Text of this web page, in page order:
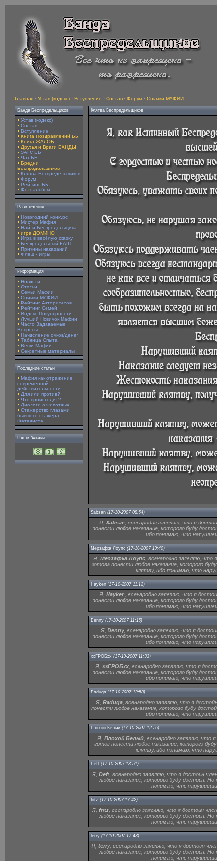
Главная · Устав (кодекс) · Вступление · Состав · Форум · Снимки МАФИИ
Банда Беспредельщиков
Устав (кодекс)
Состав
Вступление
Книга Поздравлений ББ
Книга ЖАЛОБ
Друзья и Враги БАНДЫ
ЗАГС ББ
Чат ББ
Бредни
Беспредельщиков
Клятва Беспредельщиков
Форум
Рейтинг ББ
Фотоальбом
Развлечения
Новогодний конкурс
Мистер Мафия
Найти Беспредельщика
игра ДОМИНО
Игра в весёлую сказку
Беспредельный БАШ
Причины наказаний
Флеш - Игры
Информация
Новости
Статьи
Семьи Мафии
Снимки МАФИИ
Рейтинг Авторитетов
Рейтинг Семей
Индекс Популярности
Лучший Новичок Мафии
Часто Задаваемые
Вопросы
Начисление очков/денег
Таблица Опыта
Вещи Мафии
Секретные материалы
Последние статьи
Мафия как отражение
современной
действительности
Для или против?
Что происходит?!
Диалоги о животных.
Стажерство глазами
бывшего стажера
Фаталиста
Наши Значки
Клятва Беспредельщиков
Sabsan (17-10-2007 08:54)
Я, Sabsan , всенародно заявляю, что я
понести любое наказание, которого буду
ибо понимаю, что
Мерзафка Лоупс (17-10-2007 10:40)
Я, Мерзафка Лоупс, всенародно заявляю, что
готова понести любое наказание, которого
клятву, ибо понимаю, что
Hayken (17-10-2007 11:12)
Я, Hayken , всенародно заявляю, что я
понести любое наказание, которого буду
ибо понимаю, что
Denny (17-10-2007 11:15)
Я, Denny, всенародно заявляю, что я
понести любое наказание, которого буду
ибо понимаю, что
ххГРОБхх (17-10-2007 11:33)
Я, ххГРОБхх , всенародно заявляю, что я
понести любое наказание, которого буду
ибо понимаю, что
Raduga (17-10-2007 12:53)
Я, Raduga , всенародно заявляю, что я
понести любое наказание, которого буду
ибо понимаю, что
Плохой Белый (17-10-2007 12:56)
Я, Плохой Белый , всенародно заявляю, что
готов понести любое наказание, которого
клятву, ибо понимаю, что
Deft (17-10-2007 13:51)
Я, Deft, всенародно заявляю, что я достоин
любое наказание, которого буду достоин.
понимаю, что
fntz (17-10-2007 17:42)
Я, fntz , всенародно заявляю, что я достоин
любое наказание, которого буду достоин.
понимаю, что
terry (17-10-2007 17:43)
Я, terry, всенародно заявляю, что я достоин
любое наказание, которого буду достоин.
понимаю, что